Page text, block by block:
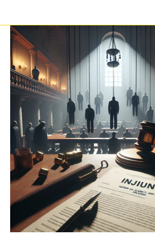
Como
Funciona
a
Liminar
Para
Suspender
Busca
Apreensão
2025